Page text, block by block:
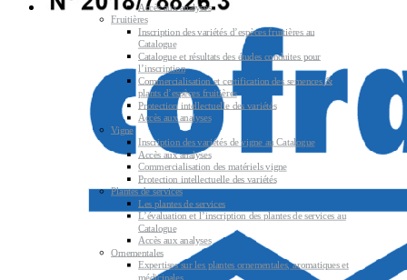
Accès aux analyses
Fruitières
Inscription des variétés d’espèces fruitières au
Catalogue
Catalogue et résultats des études conduites pour
l’inscription
Commercialisation et certification des semences &
plants d’espèces fruitières
Protection intellectuelle des variétés
Accès aux analyses
Vigne
Inscription des variétés de vigne au Catalogue
Accès aux analyses
Commercialisation des matériels vigne
Protection intellectuelle des variétés
Plantes de services
Les plantes de services
L’évaluation et l’inscription des plantes de services au
Catalogue
Accès aux analyses
Ornementales
Expertises sur les plantes ornementales, aromatiques et
médicinales